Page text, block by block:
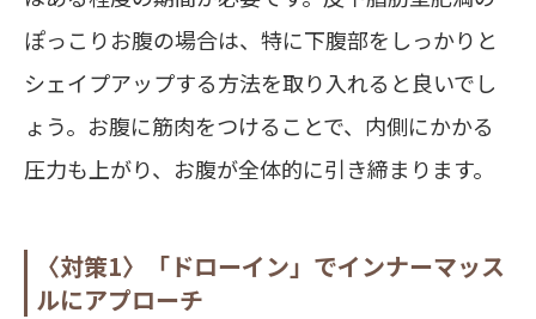
ぽっこりお腹の場合は、特に下腹部をしっかりと
シェイプアップする方法を取り入れると良いでし
ょう。お腹に筋肉をつけることで、内側にかかる
圧力も上がり、お腹が全体的に引き締まります。
〈対策1〉「ドローイン」でインナーマッス
ルにアプローチ